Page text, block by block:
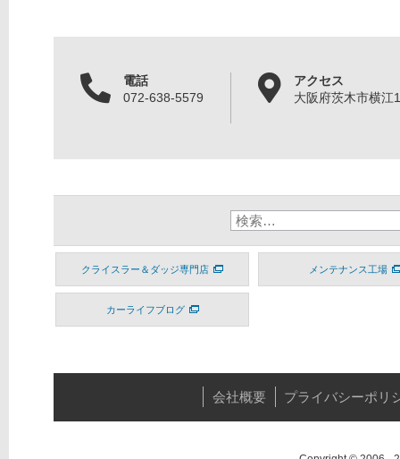
電話
072-638-5579
アクセス
大阪府茨木市横江
クライスラー＆ダッジ専門店 メンテナンス工場
カーライフブログ
会社概要 プライバシーポリ